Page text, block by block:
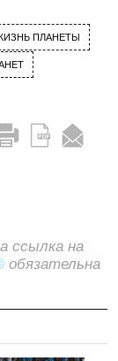
ПЛАНЕТЫ
ссылка на
обязательна